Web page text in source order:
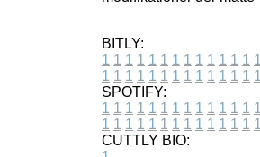
BITLY:
1 1 1 1 1 1 1 1 1 1 1 1 1 1
1 1 1 1 1 1 1 1 1 1 1 1 1 1
SPOTIFY:
1 1 1 1 1 1 1 1 1 1 1 1 1 1
1 1 1 1 1 1 1 1 1 1 1 1 1 1
CUTTLY BIO: